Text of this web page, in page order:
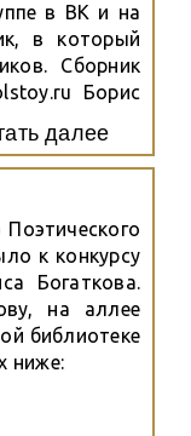
в ВК и на
в который
Сборник
Борис
не только
далее
к конкурсу
Богаткова.
на аллее
библиотеке
ниже: